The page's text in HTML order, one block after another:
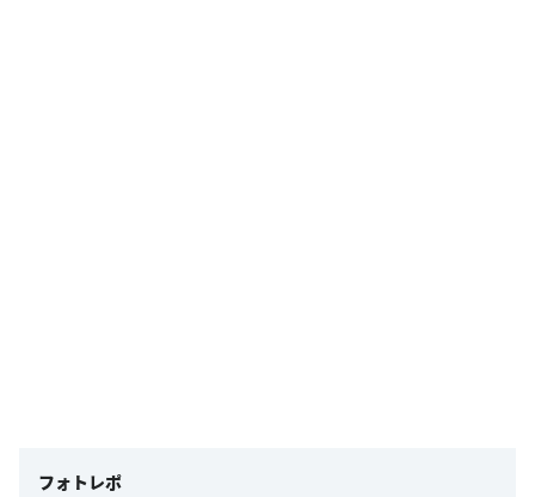
フォトレポ